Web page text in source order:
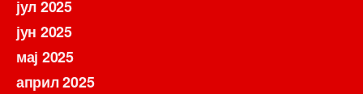
јул 2025
јун 2025
мај 2025
април 2025